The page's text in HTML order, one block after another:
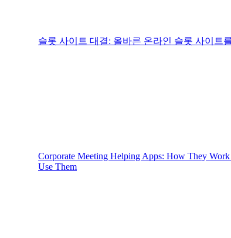
슬롯 사이트 대결: 올바른 온라인 슬롯 사이트
Corporate Meeting Helping Apps: How They
Use Them